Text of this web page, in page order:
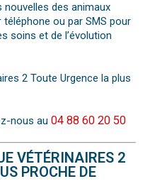
des animaux
ou par SMS pour
soins et de l’évolution
2 Toute Urgence la plus
nous au 04 88 60 20 50
VÉTÉRINAIRES 2
PROCHE DE